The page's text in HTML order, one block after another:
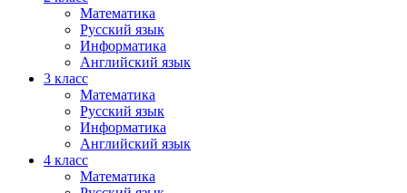
Математика
Русский язык
Информатика
Английский язык
3 класс
Математика
Русский язык
Информатика
Английский язык
4 класс
Математика